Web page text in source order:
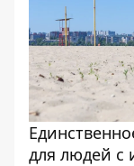
для людей с